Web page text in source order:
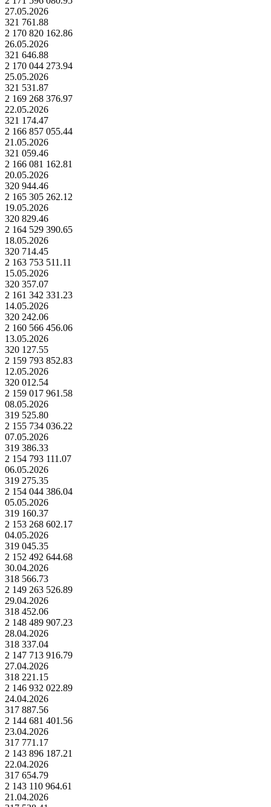
27.05.2026
321 761.88
2 170 820 162.86
26.05.2026
321 646.88
2 170 044 273.94
25.05.2026
321 531.87
2 169 268 376.97
22.05.2026
321 174.47
2 166 857 055.44
21.05.2026
321 059.46
2 166 081 162.81
20.05.2026
320 944.46
2 165 305 262.12
19.05.2026
320 829.46
2 164 529 390.65
18.05.2026
320 714.45
2 163 753 511.11
15.05.2026
320 357.07
2 161 342 331.23
14.05.2026
320 242.06
2 160 566 456.06
13.05.2026
320 127.55
2 159 793 852.83
12.05.2026
320 012.54
2 159 017 961.58
08.05.2026
319 525.80
2 155 734 036.22
07.05.2026
319 386.33
2 154 793 111.07
06.05.2026
319 275.35
2 154 044 386.04
05.05.2026
319 160.37
2 153 268 602.17
04.05.2026
319 045.35
2 152 492 644.68
30.04.2026
318 566.73
2 149 263 526.89
29.04.2026
318 452.06
2 148 489 907.23
28.04.2026
318 337.04
2 147 713 916.79
27.04.2026
318 221.15
2 146 932 022.89
24.04.2026
317 887.56
2 144 681 401.56
23.04.2026
317 771.17
2 143 896 187.21
22.04.2026
317 654.79
2 143 110 964.61
21.04.2026